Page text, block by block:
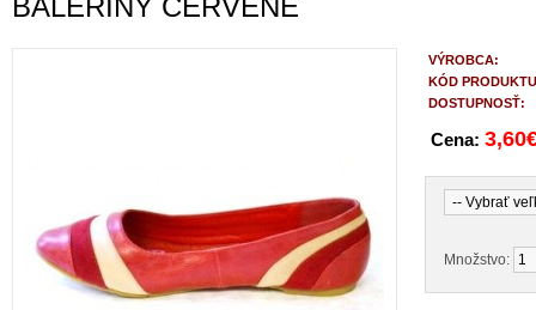
BALERÍNY ČERVENÉ
VÝROBCA:
KÓD
DOSTUPNOSŤ:
Cena:
Množstvo: